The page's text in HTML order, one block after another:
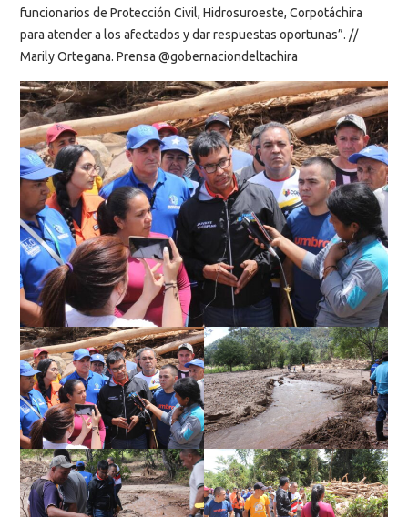
funcionarios de Protección Civil, Hidrosuroeste, Corpotáchira
para atender a los afectados y dar respuestas oportunas”. //
Marily Ortegana. Prensa @gobernaciondeltachira